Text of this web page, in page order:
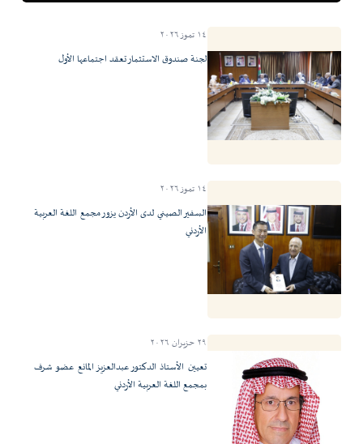
١٤ تموز ٢٠٢٦
لجنة صندوق الاستثمار تعقد اجتماعها الأول
١٤ تموز ٢٠٢٦
السفير الصيني لدى الأردن يزور مجمع اللغة العربية
الأردني
٢٩ حزيران ٢٠٢٦
تعيين الأستاذ الدكتور عبدالعزيز المانع عضو شرف
بمجمع اللغة العربية الأردني